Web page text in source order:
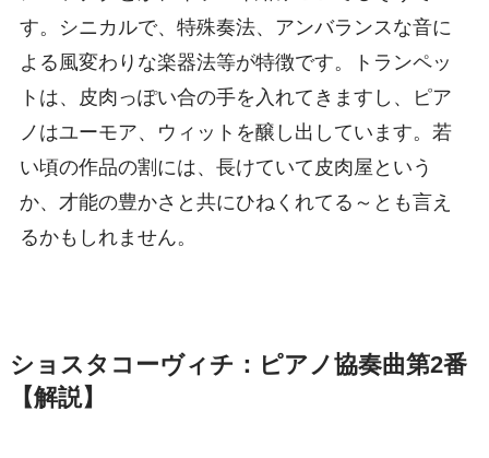
す。シニカルで、特殊奏法、アンバランスな音に
よる風変わりな楽器法等が特徴です。トランペッ
トは、皮肉っぽい合の手を入れてきますし、ピア
ノはユーモア、ウィットを醸し出しています。若
い頃の作品の割には、長けていて皮肉屋という
か、才能の豊かさと共にひねくれてる～とも言え
るかもしれません。
ショスタコーヴィチ：ピアノ協奏曲第2番
【解説】